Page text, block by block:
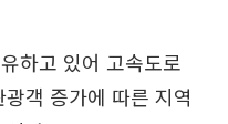
하고 있어 고속도로
객 증가에 따른 지역